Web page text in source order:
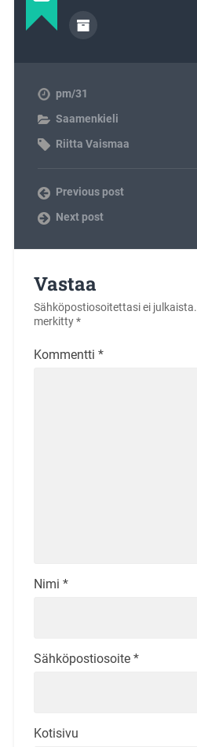
pm/31
Saamenkieli
Riitta Vaismaa
Previous post
Next post
Vastaa
Sähköpostiosoitettasi ei julkaista.
merkitty*
Kommentti *
Nimi *
Sähköpostiosoite *
Kotisivu